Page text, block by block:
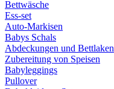
Bettwäsche
Ess-set
Auto-Markisen
Babys Schals
Abdeckungen und Bettlaken
Zubereitung von Speisen
Babyleggings
Pullover